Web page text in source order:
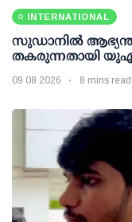
INTERNATIONAL
സുഡാനിൽ
തകരുന്നതായി
09 08 2026 8 mins read